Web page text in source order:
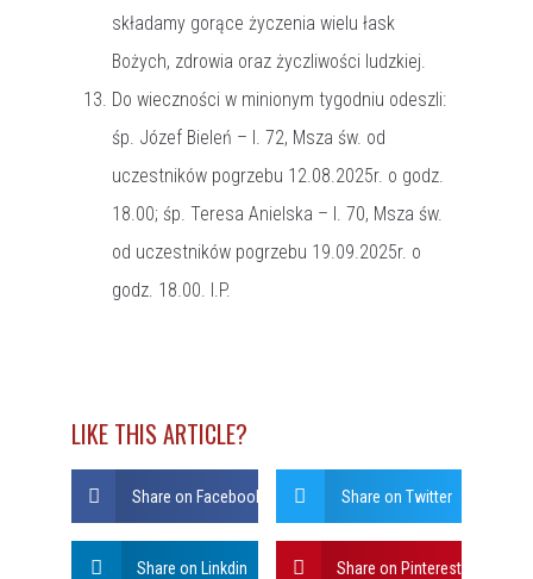
składamy gorące życzenia wielu łask
Bożych, zdrowia oraz życzliwości ludzkiej.
Do wieczności w minionym tygodniu odeszli:
śp. Józef Bieleń – l. 72, Msza św. od
uczestników pogrzebu 12.08.2025r. o godz.
18.00; śp. Teresa Anielska – l. 70, Msza św.
od uczestników pogrzebu 19.09.2025r. o
godz. 18.00. I.P.
LIKE THIS ARTICLE?
Share on Facebook Share on Twitter
Share on Linkdin Share on Pinterest